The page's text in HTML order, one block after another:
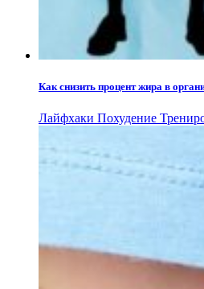
Как снизить процент жира в
Лайфхаки Похудение